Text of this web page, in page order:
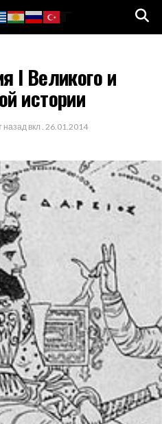
I Великого и
истории
назад вкл . 26.01.2014
version